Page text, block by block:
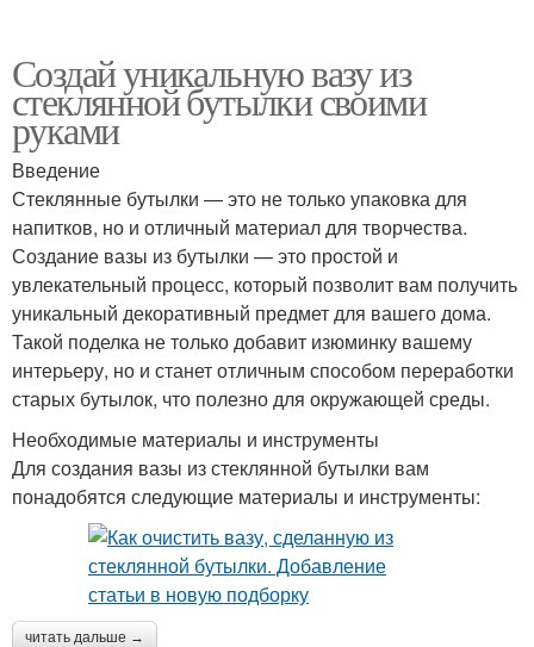
Создай уникальную вазу из
стеклянной бутылки своими
руками
Введение
Стеклянные бутылки — это не только упаковка для
напитков, но и отличный материал для творчества.
Создание вазы из бутылки — это простой и
увлекательный процесс, который позволит вам получить
уникальный декоративный предмет для вашего дома.
Такой поделка не только добавит изюминку вашему
интерьеру, но и станет отличным способом переработки
старых бутылок, что полезно для окружающей среды.
Необходимые материалы и инструменты
Для создания вазы из стеклянной бутылки вам
понадобятся следующие материалы и инструменты:
читать дальше →